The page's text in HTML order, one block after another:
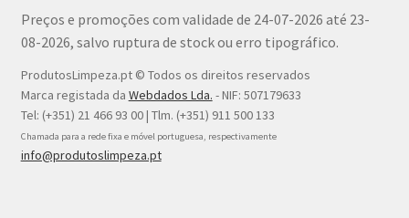
Preços e promoções com validade de 24-07-2026 até 23-
08-2026, salvo ruptura de stock ou erro tipográfico.
ProdutosLimpeza.pt © Todos os direitos reservados
Marca registada da Webdados Lda. - NIF: 507179633
Tel: (+351) 21 466 93 00 | Tlm. (+351) 911 500 133
Chamada para a rede fixa e móvel portuguesa, respectivamente
info@produtoslimpeza.pt